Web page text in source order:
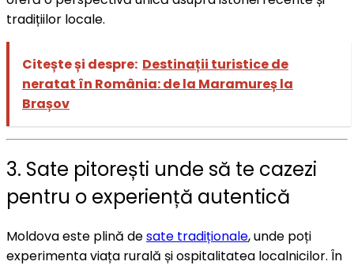
tradițiilor locale.
Citește și despre: Destinații turistice de
neratat în România: de la Maramureș la
Brașov
3. Sate pitorești unde să te cazezi
pentru o experiență autentică
Moldova este plină desate tradiționale, unde poți
experimenta viața rurală și ospitalitatea localnicilor. În